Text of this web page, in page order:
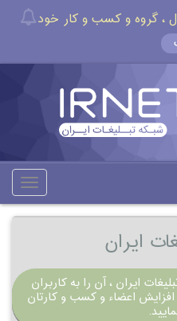
کانال ، گروه و کسب و کار خود
ایران
ایران ، آن را به کاربران
اعضاء و کسب و کارتان